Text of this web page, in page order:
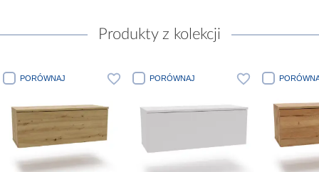
Produkty z kolekcji
PORÓWNAJ PORÓWNAJ